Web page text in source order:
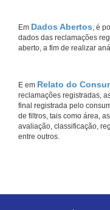
Em Dados Abertos, é
dados das reclamações
aberto, a fim de realizar
E em Relato do
reclamações registradas,
final registrada pelo
de filtros, tais como área,
avaliação, classificação,
entre outros.